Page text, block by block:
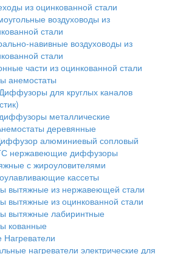
из оцинкованной стали
воздуховоды из
стали
навивные воздуховоды из
стали
части из оцинкованной стали
анемостаты
для круглых каналов
металлические
деревянные
алюминиевый сопловый
нержавеющие диффузоры
с жироуловителями
кассеты
вытяжные из нержавеющей стали
вытяжные из оцинкованной стали
вытяжные лабиринтные
кованные
нагреватели электрические для